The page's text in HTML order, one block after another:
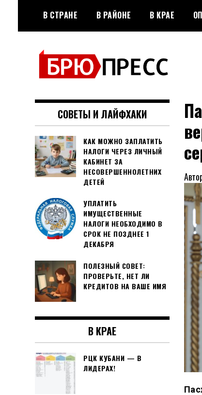
содержимому
В СТРАНЕ В РАЙОНЕ В КРАЕ
БРЮПРЕСС
Официальный сайт газеты
"Брюховецкие новости"
СОВЕТЫ И ЛАЙФХАКИ
КАК МОЖНО ЗАПЛАТИТЬ
НАЛОГИ ЧЕРЕЗ ЛИЧНЫЙ
КАБИНЕТ ЗА
НЕСОВЕРШЕННОЛЕТНИХ
ДЕТЕЙ
УПЛАТИТЬ
ИМУЩЕСТВЕННЫЕ
НАЛОГИ НЕОБХОДИМО В
СРОК НЕ ПОЗДНЕЕ 1
ДЕКАБРЯ
ПОЛЕЗНЫЙ СОВЕТ:
ПРОВЕРЬТЕ, НЕТ ЛИ
КРЕДИТОВ НА ВАШЕ ИМЯ
В КРАЕ
РЦК КУБАНИ — В
ЛИДЕРАХ!